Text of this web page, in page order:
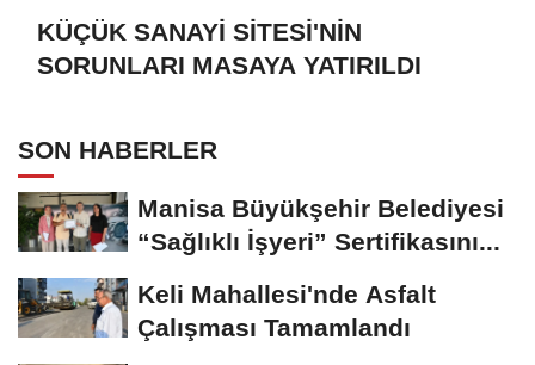
KÜÇÜK SANAYİ SİTESİ'NİN
SORUNLARI MASAYA YATIRILDI
SON HABERLER
Manisa Büyükşehir Belediyesi
“Sağlıklı İşyeri” Sertifikasını...
Keli Mahallesi'nde Asfalt
Çalışması Tamamlandı